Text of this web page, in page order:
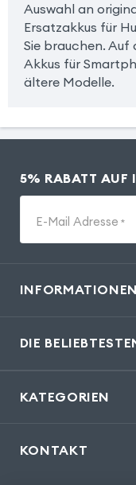
Auswahl an
Ersatzakkus für
Sie brauchen. Auf
Akkus für
ältere Modelle.
5% RABATT AUF
E-Mail Adresse *
INFORMATIONEN
DIE
KATEGORIEN
KONTAKT